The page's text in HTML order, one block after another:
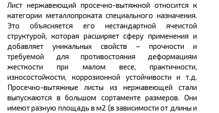
Лист нержавеющий просечно-вытяжной относится к
категории металлопрокатаспециального назначения.
Это объясняется его нестандартной ячеистой
структурой, которая расширяет сферу применения и
добавляет уникальных свойств – прочности и
требуемой для противостояния деформациям
жесткости при малом весе, практичности,
износостойкости, коррозионной устойчивости и т.д.
Просечно-вытяжные листы из нержавеющей стали
выпускаются в большом сортаменте размеров. Они
имеют разную площадь вм2 (в зависимости от длины и